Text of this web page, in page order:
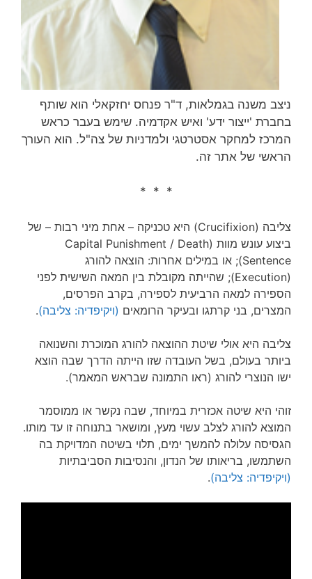
ניצב משנה בגמלאות, ד"ר פנחס יחזקאלי הוא שותף
בחברת 'ייצור ידע' ואיש אקדמיה. שימש בעבר כראש
המרכז למחקר אסטרטגי ולמדניות של צה"ל. הוא העורך
הראשי של אתר זה.
* * *
צליבה (Crucifixion) היא טכניקה – אחת מיני רבות – של
ביצוע עונש מוות (Capital Punishment / Death
Sentence); או במילים אחרות: הוצאה להורג
(Execution); שהייתה מקובלת בין המאה השישית לפני
הספירה למאה הרביעית לספירה, בקרב הפרסים,
המצרים, בני קרתגו ובעיקר הרומאים (ויקיפדיה: צליבה).
צליבה היא אולי שיטת ההוצאה להורג המוכרת והשנואה
ביותר בעולם, בשל העובדה שזו הייתה הדרך שבה הוצא
ישו הנוצרי להורג (ראו התמונה שבראש המאמר).
זוהי היא שיטה אכזרית במיוחד, שבה נקשר או ממוסמר
המוצא להורג לצלב עשוי מעץ, ומושאר בתנוחה זו עד מותו.
הגסיסה עלולה להמשך ימים, תלוי בשיטה המדויקת בה
השתמשו, בריאותו של הנדון, והנסיבות הסביבתיות
(ויקיפדיה: צליבה).